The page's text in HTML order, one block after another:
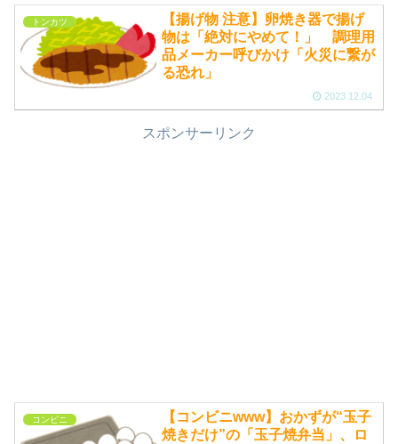
トンカツ
【揚げ物 注意】卵焼き器で揚げ
物は「絶対にやめて！」 調理用
品メーカー呼びかけ「火災に繋が
る恐れ」
2023.12.04
スポンサーリンク
コンビニ
【コンビニwww】おかずが“玉子
焼きだけ”の「玉子焼弁当」、ロ